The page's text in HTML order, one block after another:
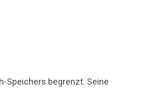
Speichers begrenzt. Seine